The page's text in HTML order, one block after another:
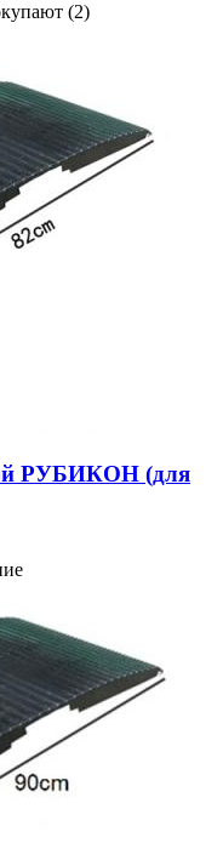
(2)
РУБИКОН (для